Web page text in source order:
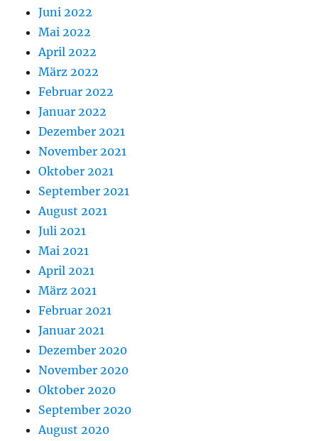
Juni 2022
Mai 2022
April 2022
März 2022
Februar 2022
Januar 2022
Dezember 2021
November 2021
Oktober 2021
September 2021
August 2021
Juli 2021
Mai 2021
April 2021
März 2021
Februar 2021
Januar 2021
Dezember 2020
November 2020
Oktober 2020
September 2020
August 2020